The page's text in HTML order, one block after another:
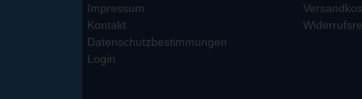
Impressum
Kontakt
Datenschutzbestimmungen
Login